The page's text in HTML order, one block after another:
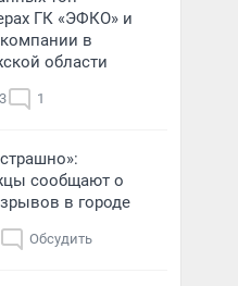
ГК «ЭФКО» и
в
области
1
сообщают о
в городе
Обсудить